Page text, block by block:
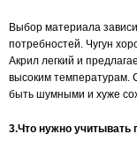
Выбор материала
потребностей. Чугун
Акрил легкий и
высоким температурам.
быть шумными и хуже
3.Что нужно учитывать